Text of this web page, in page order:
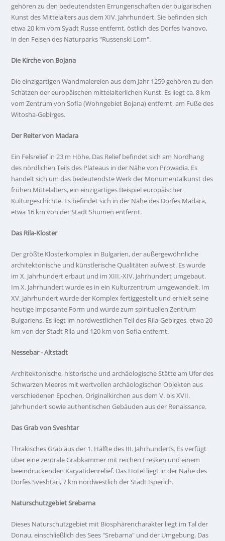
gehören zu den bedeutendsten Errungenschaften der bulgarischen
Kunst des Mittelalters aus dem XІV. Jahrhundert. Sie befinden sich
etwa 20 km vom Syadt Russe entfernt, östlich des Dorfes Ivanovo,
in den Felsen des Naturparks "Russenski Lom".
Die Kirche von Bojana
Die einzigartigen Wandmalereien aus dem Jahr 1259 gehören zu den
Schätzen der europäischen mittelalterlichen Kunst. Es liegt ca. 8 km
vom Zentrum von Sofia (Wohngebiet Bojana) entfernt, am Fuße des
Witosha-Gebirges.
Der Reiter von Madara
Ein Felsrelief in 23 m Höhe. Das Relief befindet sich am Nordhang
des nördlichen Teils des Plateaus in der Nähe von Prowadia. Es
handelt sich um das bedeutendste Werk der Monumentalkunst des
frühen Mittelalters, ein einzigartiges Beispiel europäischer
Kulturgeschichte. Es befindet sich in der Nähe des Dorfes Madara,
etwa 16 km von der Stadt Shumen entfernt.
Das Rila-Kloster
Der größte Klosterkomplex in Bulgarien, der außergewöhnliche
architektonische und künstlerische Qualitäten aufweist. Es wurde
im X. Jahrhundert erbaut und im XIII.-XIV. Jahrhundert umgebaut.
Im X. Jahrhundert wurde es in ein Kulturzentrum umgewandelt. Im
XV. Jahrhundert wurde der Komplex fertiggestellt und erhielt seine
heutige imposante Form und wurde zum spirituellen Zentrum
Bulgariens. Es liegt im nordwestlichen Teil des Rila-Gebirges, etwa 20
km von der Stadt Rila und 120 km von Sofia entfernt.
Nessebar - Altstadt
Architektonische, historische und archäologische Stätte am Ufer des
Schwarzen Meeres mit wertvollen archäologischen Objekten aus
verschiedenen Epochen, Originalkirchen aus dem V. bis XVII.
Jahrhundert sowie authentischen Gebäuden aus der Renaissance.
Das Grab von Sveshtar
Thrakisches Grab aus der 1. Hälfte des III. Jahrhunderts. Es verfügt
über eine zentrale Grabkammer mit reichen Fresken und einem
beeindruckenden Karyatidenrelief. Das Hotel liegt in der Nähe des
Dorfes Sveshtari, 7 km nordwestlich der Stadt Isperich.
Naturschutzgebiet Srebarna
Dieses Naturschutzgebiet mit Biosphärencharakter liegt im Tal der
Donau, einschließlich des Sees "Srebarna" und der Umgebung. Das